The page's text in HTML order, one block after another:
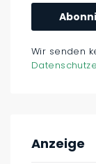
Wir senden
Anzeige